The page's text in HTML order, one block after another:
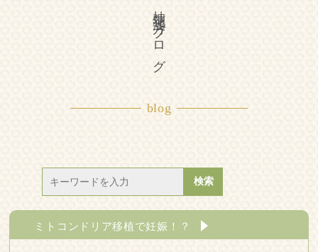
柚花漢方ブログ
blog
ミトコンドリア移植で妊娠！？